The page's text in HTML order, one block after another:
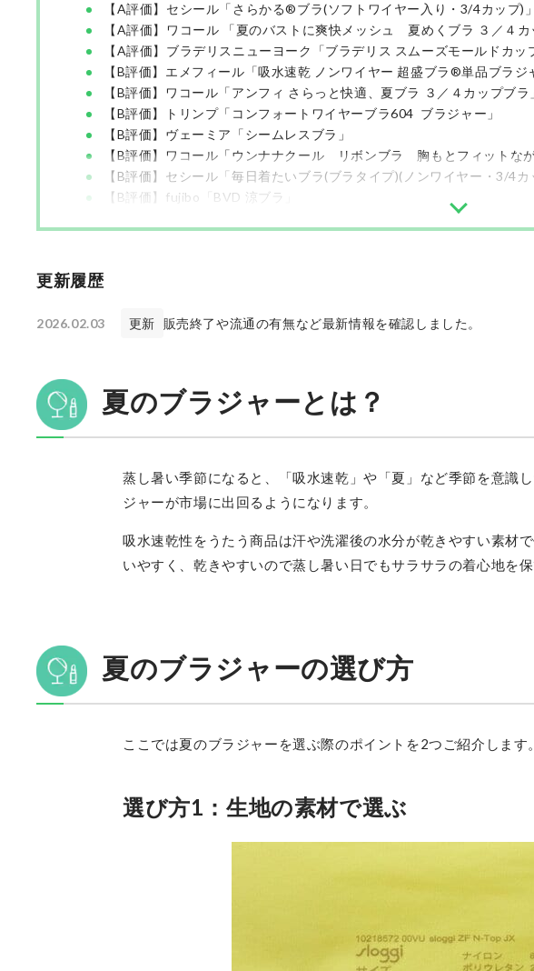
【A評価】セシール「さらかる®ブラ(ソフトワイヤー入り・3/4カップ)」
【A評価】ワコール 「夏のバストに爽快メッシュ 夏めくブラ ３／４カ
【A評価】ブラデリスニューヨーク「ブラデリス スムーズモールドカッ
【B評価】エメフィール「吸水速乾 ノンワイヤー 超盛ブラ®️単品ブラジ
【B評価】ワコール「アンフィ さらっと快適、夏ブラ ３／４カップブラ
【B評価】トリンプ「コンフォートワイヤーブラ604 ブラジャー」
【B評価】ヴェーミア「シームレスブラ」
【B評価】ワコール「ウンナナクール リボンブラ 胸もとフィットな
【B評価】セシール「毎日着たいブラ(ブラタイプ)(ノンワイヤー・3/4カ
【B評価】fujibo「BVD 涼ブラ」
【B評価】アツギ「e-select 脇高 ソフトワイヤーブラジャー」
【C評価】DHC「快4ブラ」
ブラジャーの売れ筋ランキングもチェック！
更新履歴
2026.02.03 更新 販売終了や流通の有無など最新情報を確認しました。
夏のブラジャーとは？
蒸し暑い季節になると、「吸水速乾」や「夏」など季節を意識
ジャーが市場に出回るようになります。
吸水速乾性をうたう商品は汗や洗濯後の水分が乾きやすい素材
いやすく、乾きやすいので蒸し暑い日でもサラサラの着心地を保
夏のブラジャーの選び方
ここでは夏のブラジャーを選ぶ際のポイントを2つご紹介します。
選び方1：生地の素材で選ぶ